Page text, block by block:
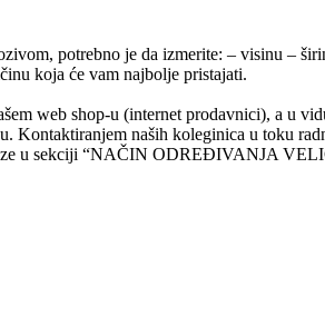
potrebno je da izmerite: – visinu –
koja će vam najbolje pristajati.
web shop-u (internet prodavnici), a u
naših koleginica u toku
u sekciji “NAČIN ODREĐIVANJA